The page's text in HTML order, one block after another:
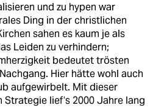
und zu hypen war
Ding in der christlichen
sahen es kaum je als
Leiden zu verhindern;
bedeutet trösten
Hier hätte wohl auch
aufgewirbelt. Mit dieser
lief’s 2000 Jahre lang